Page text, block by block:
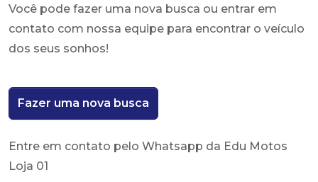
Você pode fazer uma nova busca ou entrar em
contato com nossa equipe para encontrar o veículo
dos seus sonhos!
Fazer uma nova busca
Entre em contato pelo Whatsapp da Edu Motos
Loja 01